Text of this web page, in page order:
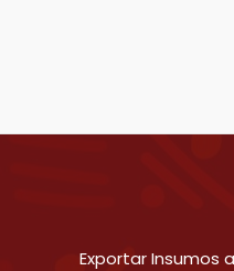
Exportar Insumos